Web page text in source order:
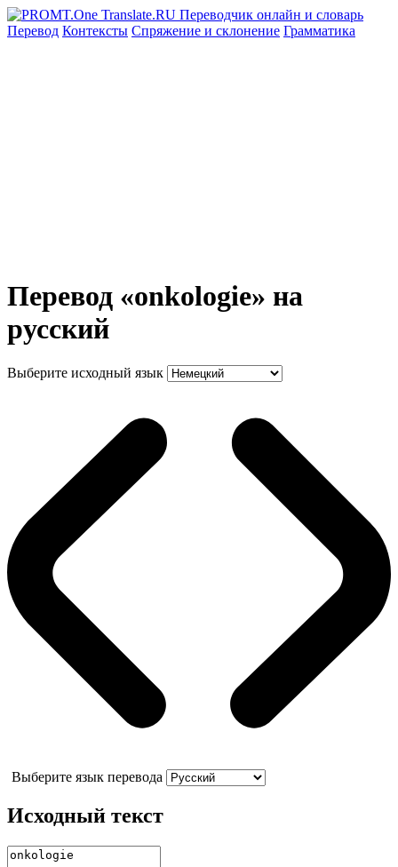
Перевод Контексты Спряжение и склонение Грамматика
Перевод «onkologie» на
русский
Выберите исходный язык
Выберите язык перевода
Исходный текст